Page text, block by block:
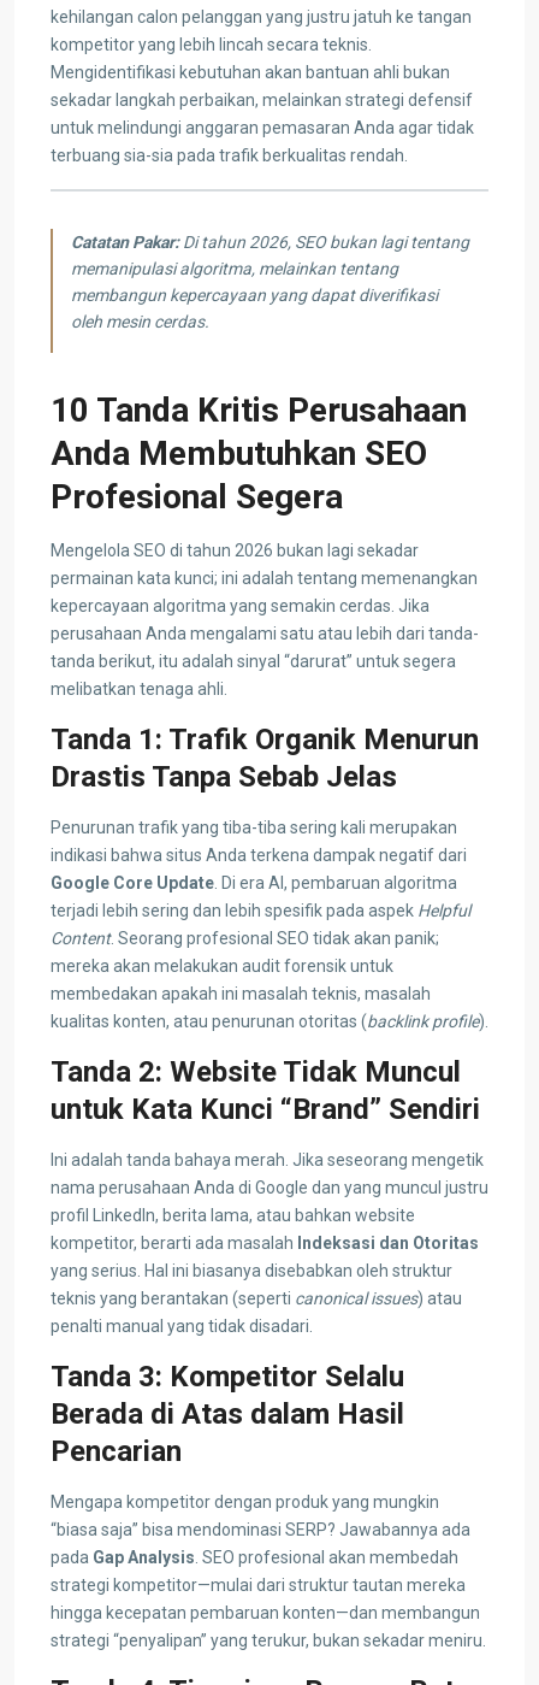
kehilangan calon pelanggan yang justru jatuh ke tangan
kompetitor yang lebih lincah secara teknis.
Mengidentifikasi kebutuhan akan bantuan ahli bukan
sekadar langkah perbaikan, melainkan strategi defensif
untuk melindungi anggaran pemasaran Anda agar tidak
terbuang sia-sia pada trafik berkualitas rendah.
Catatan Pakar:Di tahun 2026, SEO bukan lagi tentang
memanipulasi algoritma, melainkan tentang
membangun kepercayaan yang dapat diverifikasi
oleh mesin cerdas.
10 Tanda Kritis Perusahaan
Anda Membutuhkan SEO
Profesional Segera
Mengelola SEO di tahun 2026 bukan lagi sekadar
permainan kata kunci; ini adalah tentang memenangkan
kepercayaan algoritma yang semakin cerdas. Jika
perusahaan Anda mengalami satu atau lebih dari tanda-
tanda berikut, itu adalah sinyal “darurat” untuk segera
melibatkan tenaga ahli.
Tanda 1: Trafik Organik Menurun
Drastis Tanpa Sebab Jelas
Penurunan trafik yang tiba-tiba sering kali merupakan
indikasi bahwa situs Anda terkena dampak negatif dari
Google Core Update . Di era AI, pembaruan algoritma
terjadi lebih sering dan lebih spesifik pada aspek Helpful
Content. Seorang profesional SEO tidak akan panik;
mereka akan melakukan audit forensik untuk
membedakan apakah ini masalah teknis, masalah
kualitas konten, atau penurunan otoritas (backlink profile).
Tanda 2: Website Tidak Muncul
untuk Kata Kunci “Brand” Sendiri
Ini adalah tanda bahaya merah. Jika seseorang mengetik
nama perusahaan Anda di Google dan yang muncul justru
profil LinkedIn, berita lama, atau bahkan website
kompetitor, berarti ada masalah Indeksasi dan Otoritas
yang serius. Hal ini biasanya disebabkan oleh struktur
teknis yang berantakan (seperti canonical issues) atau
penalti manual yang tidak disadari.
Tanda 3: Kompetitor Selalu
Berada di Atas dalam Hasil
Pencarian
Mengapa kompetitor dengan produk yang mungkin
“biasa saja” bisa mendominasi SERP? Jawabannya ada
pada Gap Analysis . SEO profesional akan membedah
strategi kompetitor—mulai dari struktur tautan mereka
hingga kecepatan pembaruan konten—dan membangun
strategi “penyalipan” yang terukur, bukan sekadar meniru.